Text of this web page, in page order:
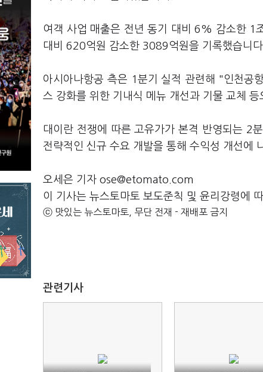
여객 사업 매출은 전년 동기 대비 6% 감소한 1
대비 620억원 감소한 3089억원을 기록했습니다.
아시아나항공 측은 1분기 실적 관련해 "인천공
스 강화를 위한 기내식 메뉴 개선과 기물 교체
대이란 전쟁에 따른 고유가가 본격 반영되는 2
전략적인 신규 수요 개발을 통해 수익성 개선에
오세은 기자 ose@etomato.com
이 기사는 뉴스토마토 보도준칙 및 윤리강령에
ⓒ 맛있는 뉴스토마토, 무단 전재 - 재배포 금지
관련기사